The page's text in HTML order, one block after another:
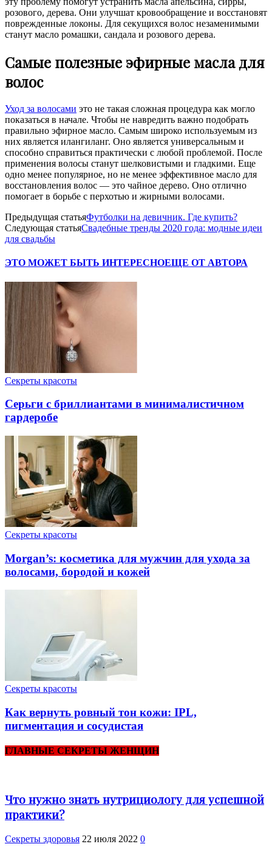
розового, дерева. Они улучшат кровообращение и восстановят
поврежденные локоны. Для секущихся волос незаменимыми
станут масло ромашки, сандала и розового дерева.
Самые полезные эфирные масла для
волос
Уход за волосами это не такая сложная процедура как могло
показаться в начале. Чтобы не навредить важно подобрать
правильно эфирное масло. Самым широко используемым из
них является илангиланг. Оно является универсальным и
способно справиться практически с любой проблемой. После
применения волосы станут шелковистыми и гладкими. Еще
одно менее популярное, но не менее эффективное масло для
восстановления волос — это чайное дерево. Оно отлично
помогает в борьбе с перхотью и жирными волосами.
Предыдущая статьяФутболки на девичник. Где купить?
Следующая статьяСвадебные тренды 2020 года: модные идеи
для свадьбы
ЭТО МОЖЕТ БЫТЬ ИНТЕРЕСНОЕЩЕ ОТ АВТОРА
Секреты красоты
Серьги с бриллиантами в минималистичном
гардеробе
Секреты красоты
Morgan’s: косметика для мужчин для ухода за
волосами, бородой и кожей
Секреты красоты
Как вернуть ровный тон кожи: IPL,
пигментация и сосудистая
ГЛАВНЫЕ СЕКРЕТЫ ЖЕНЩИН
Что нужно знать нутрициологу для успешной
практики?
Cекреты здоровья 22 июля 2022 0